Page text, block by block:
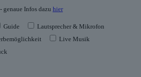
genaue Infos dazu hier
Guide
Lautsprecher & Mikrofon
Live Musik